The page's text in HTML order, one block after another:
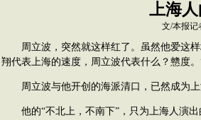
上海
文/本报记
周立波，突然就这样红了。虽然他爱这样
翔代表上海的速度，周立波代表什么？戆度。
周立波与他开创的海派清口，已然成为上
他的“不北上，不南下”，只为上海人演出